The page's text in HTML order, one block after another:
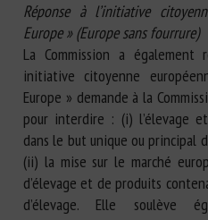
Réponse à l’initiative
Europe » (Europe sans fourrure)
La Commission a également
initiative citoyenne
Europe » demande à la
pour interdire : (i) l’élevage
dans le but unique ou principal
(ii) la mise sur le marché
d’élevage et de produits
d’élevage. Elle soulève